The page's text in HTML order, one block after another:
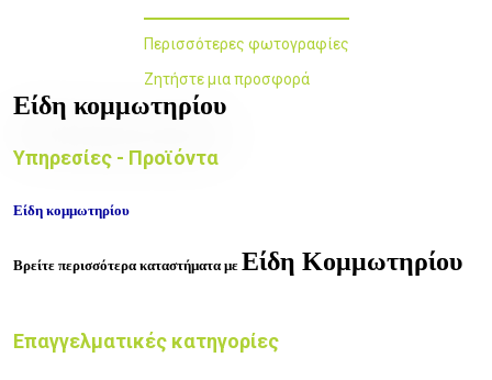
Περισσότερες φωτογραφίες
Ζητήστε μια προσφορά
Είδη κομμωτηρίου
Υπηρεσίες - Προϊόντα
Είδη κομμωτηρίου
Βρείτε περισσότερα καταστήματα με Είδη Κομμωτηρίου
Επαγγελματικές κατηγορίες